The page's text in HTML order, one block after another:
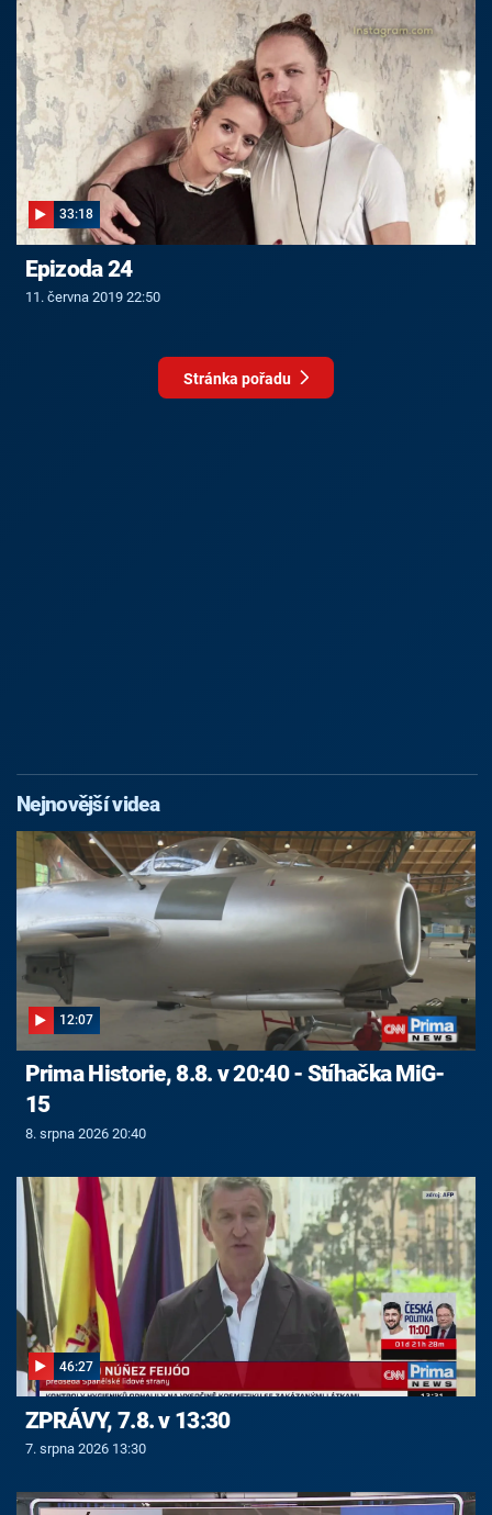
33:18
Epizoda 24
11. června 2019 22:50
Stránka pořadu
Nejnovější videa
12:07
Prima Historie, 8.8. v 20:40 - Stíhačka MiG-
15
8. srpna 2026 20:40
46:27
ZPRÁVY, 7.8. v 13:30
7. srpna 2026 13:30